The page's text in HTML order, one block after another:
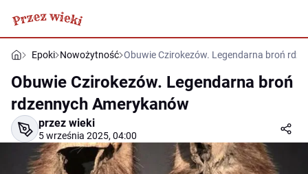
Epoki Nowożytność Obuwie Czirokezów. Legendarna broń
Obuwie Czirokezów. Legendarna broń
rdzennych Amerykanów
przez wieki
5 września 2025, 04:00